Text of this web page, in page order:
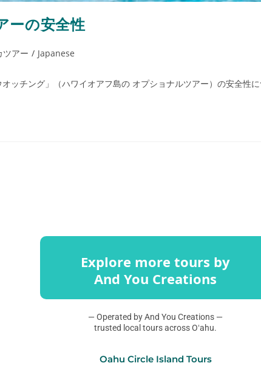
ーの安全性
ツアー / Japanese
ッチング」（ハワイオアフ島の オプショナルツアー）の安全性に
Explore more tours by
And You Creations
— Operated by And You Creations —
trusted local tours across Oʻahu.
Oahu Circle Island Tours